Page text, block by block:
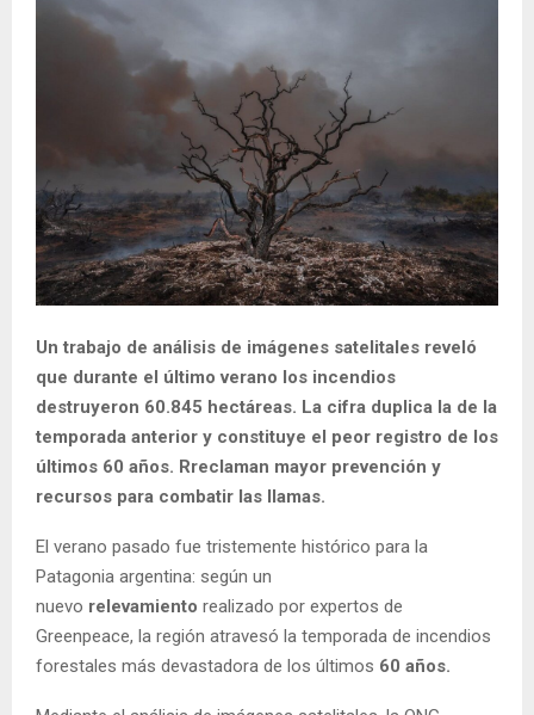
Un trabajo de análisis de imágenes satelitales reveló
que durante el último verano los incendios
destruyeron 60.845 hectáreas. La cifra duplica la de la
temporada anterior y constituye el peor registro de los
últimos 60 años. Rreclaman mayor prevención y
recursos para combatir las llamas.
El verano pasado fue tristemente histórico para la
Patagonia argentina: según un
nuevo relevamiento realizado por expertos de
Greenpeace, la región atravesó la temporada de incendios
forestales más devastadora de los últimos 60 años.